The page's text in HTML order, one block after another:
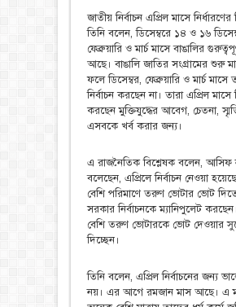
জাতীয় নির্বাচন এপ্রিল মাসে নির্ধারণের
তিনি বলেন, ডিসেম্বরে ১৪ ও ১৬
ফেব্রুয়ারি ও মার্চ মাসে বাঙালির
আছে। বাঙালি জাতির সংগ্রামের শুরু
ফলে ডিসেম্বর, ফেব্রুয়ারি ও মার্চ মাসে
নির্বাচন করছেন না। তারা এপ্রিল মাসে
করছেন মুক্তিযুদ্ধের আবেগ, চেতনা,
এসবকে খর্ব করার জন্য।
এ রাজনৈতিক বিশ্লেষক বলেন,
বলেছেন, এপ্রিলে নির্বাচন নেওয়া
বেশি পরিমাণে তরুণ ভোটার ভোট
সরকার নির্বাচনকে ম্যানিপুলেট
বেশি তরুণ ভোটারকে ভোট দেওয়ার
দিচ্ছেন।
তিনি বলেন, এপ্রিল নির্বাচনের জন্য
নয়। এর আগে রমজান মাস আছে। এ